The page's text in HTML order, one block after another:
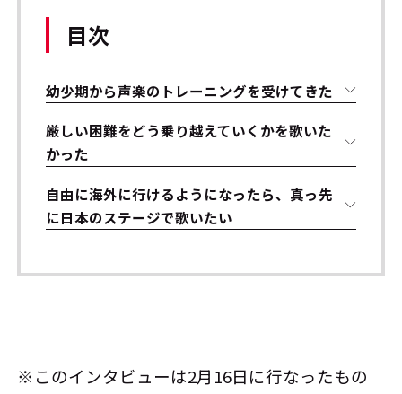
目次
幼少期から声楽のトレーニングを受けてきた
厳しい困難をどう乗り越えていくかを歌いた
かった
自由に海外に行けるようになったら、真っ先
に日本のステージで歌いたい
※このインタビューは2月16日に行なったもの